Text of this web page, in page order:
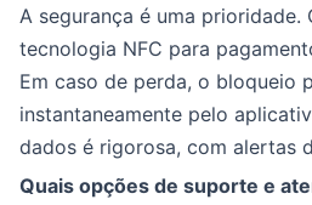
A segurança é uma prioridade.
tecnologia NFC para
Em caso de perda, o bloqueio
instantaneamente pelo
dados é rigorosa, com alertas
Quais opções de suporte e